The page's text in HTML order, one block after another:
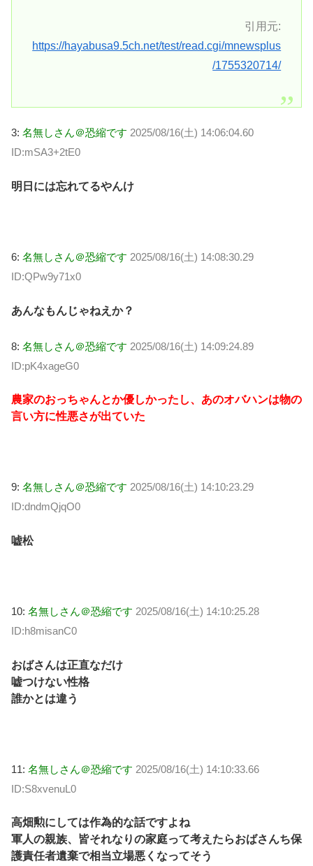
引用元:
https://hayabusa9.5ch.net/test/read.cgi/mnewsplus
/1755320714/
3: 名無しさん＠恐縮です 2025/08/16(土) 14:06:04.60
ID:mSA3+2tE0
明日には忘れてるやんけ
6: 名無しさん＠恐縮です 2025/08/16(土) 14:08:30.29
ID:QPw9y71x0
あんなもんじゃねえか？
8: 名無しさん＠恐縮です 2025/08/16(土) 14:09:24.89
ID:pK4xageG0
農家のおっちゃんとか優しかったし、あのオバハンは物の
言い方に性悪さが出ていた
9: 名無しさん＠恐縮です 2025/08/16(土) 14:10:23.29
ID:dndmQjqO0
嘘松
10: 名無しさん＠恐縮です 2025/08/16(土) 14:10:25.28
ID:h8misanC0
おばさんは正直なだけ
嘘つけない性格
誰かとは違う
11: 名無しさん＠恐縮です 2025/08/16(土) 14:10:33.66
ID:S8xvenuL0
高畑勲にしては作為的な話ですよね
軍人の親族、皆それなりの家庭って考えたらおばさんち保
護責任者遺棄で相当立場悪くなってそう